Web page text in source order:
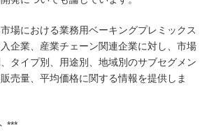
場における業務用ベーキングプレミックス
企業、産業チェーン関連企業に対し、市場
タイプ別、用途別、地域別のサブセグメン
売量、平均価格に関する情報を提供しま
***